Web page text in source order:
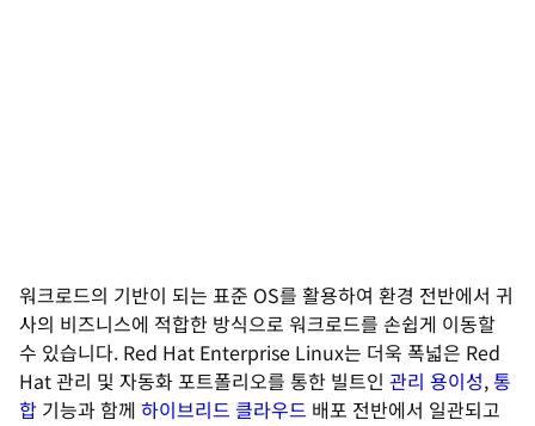
워크로드의 기반이 되는 표준 OS를 활용하여 환경 전반에서 귀
사의 비즈니스에 적합한 방식으로 워크로드를 손쉽게 이동할
수 있습니다. Red Hat Enterprise Linux는 더욱 폭넓은 Red
Hat 관리 및 자동화 포트폴리오를 통한 빌트인 관리 용이성,통
합 기능과 함께 하이브리드 클라우드 배포 전반에서 일관되고